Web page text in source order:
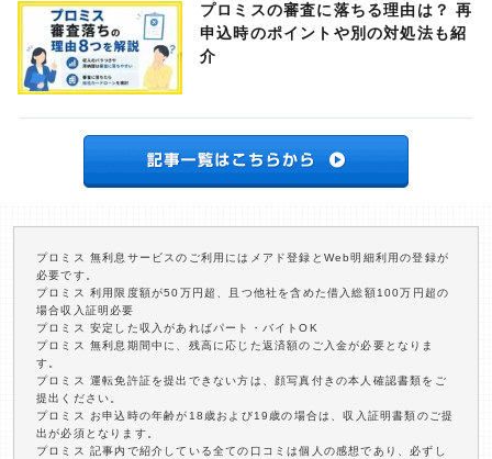
プロミスの審査に落ちる理由は？ 再
申込時のポイントや別の対処法も紹
介
プロミス 無利息サービスのご利用にはメアド登録とWeb明細利用の登録が
必要です。
プロミス 利用限度額が50万円超、且つ他社を含めた借入総額100万円超の
場合収入証明必要
プロミス 安定した収入があればパート・バイトOK
プロミス 無利息期間中に、残高に応じた返済額のご入金が必要となりま
す。
プロミス 運転免許証を提出できない方は、顔写真付きの本人確認書類をご
提出ください。
プロミス お申込時の年齢が18歳および19歳の場合は、収入証明書類のご提
出が必須となります。
プロミス 記事内で紹介している全ての口コミは個人の感想であり、必ずし